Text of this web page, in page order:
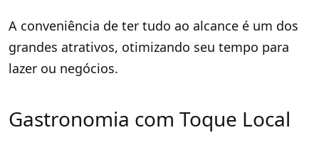
A conveniência de ter tudo ao alcance é um dos
grandes atrativos, otimizando seu tempo para
lazer ou negócios.
Gastronomia com Toque Local